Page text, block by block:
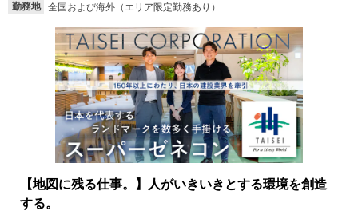
勤務地
全国および海外（エリア限定勤務あり）
【地図に残る仕事。】人がいきいきとする環境を創造
する。